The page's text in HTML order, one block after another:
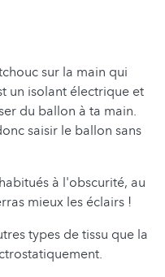
sur la main qui
un isolant électrique et
du ballon à ta main.
saisir le ballon sans
à l'obscurité, au
mieux les éclairs !
types de tissu que la